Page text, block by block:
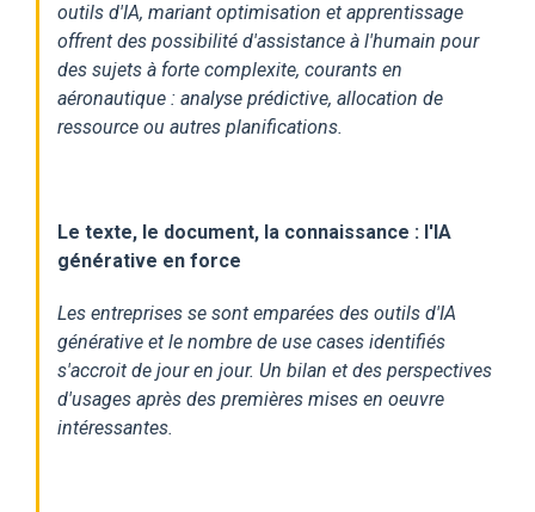
outils d'IA, mariant optimisation et apprentissage
offrent des possibilité d'assistance à l'humain pour
des sujets à forte complexite, courants en
aéronautique : analyse prédictive, allocation de
ressource ou autres planifications.
Le texte, le document, la connaissance : l'IA
générative en force
Les entreprises se sont emparées des outils d'IA
générative et le nombre de use cases identifiés
s'accroit de jour en jour. Un bilan et des perspectives
d'usages après des premières mises en oeuvre
intéressantes.